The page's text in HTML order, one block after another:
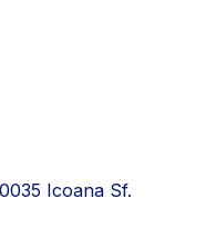
Icoana Sf.